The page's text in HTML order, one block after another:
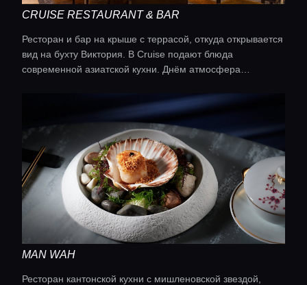
CRUISE RESTAURANT & BAR
Ресторан и бар на крыше с террасой, откуда открывается
вид на бухту Виктория. В Cruise подают блюда
современной азиатской кухни. Днём атмосфера
MAN WAH
Ресторан кантонской кухни с мишленовской звездой,